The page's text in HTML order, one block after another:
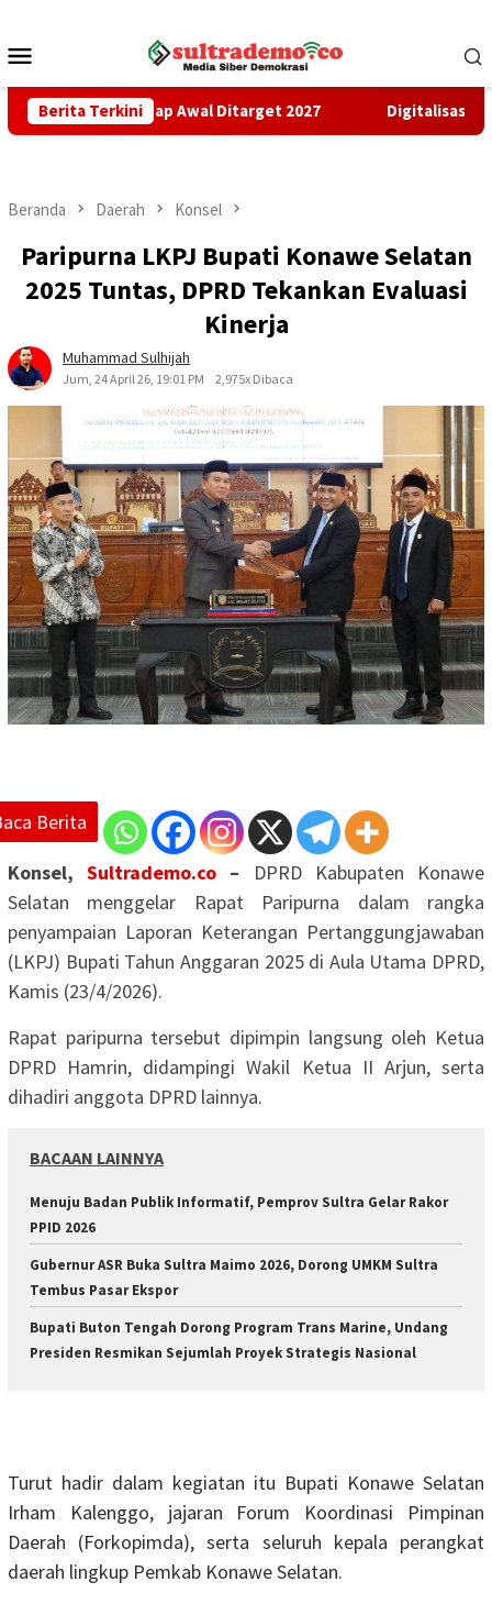
konten
Mobile
Berita Terkini
Tahap Awal Ditarget 2027 Digitalisasi Penerimaan
Beranda Daerah Konsel
Paripurna LKPJ Bupati Konawe Selatan
2025 Tuntas, DPRD Tekankan Evaluasi
Kinerja
Muhammad Sulhijah
Jum, 24 April 26, 19:01 PM 2,975x Dibaca
Berita
Konsel,Sultrademo.co – DPRD Kabupaten Konawe
Selatan menggelar Rapat Paripurna dalam rangka
penyampaian Laporan Keterangan Pertanggungjawaban
(LKPJ) Bupati Tahun Anggaran 2025 di Aula Utama DPRD,
Kamis (23/4/2026).
Rapat paripurna tersebut dipimpin langsung oleh Ketua
DPRD Hamrin, didampingi Wakil Ketua II Arjun, serta
dihadiri anggota DPRD lainnya.
BACAAN LAINNYA
Menuju Badan Publik Informatif, Pemprov Sultra Gelar Rakor
PPID 2026
Gubernur ASR Buka Sultra Maimo 2026, Dorong UMKM Sultra
Tembus Pasar Ekspor
Bupati Buton Tengah Dorong Program Trans Marine, Undang
Presiden Resmikan Sejumlah Proyek Strategis Nasional
Turut hadir dalam kegiatan itu Bupati Konawe Selatan
Irham Kalenggo, jajaran Forum Koordinasi Pimpinan
Daerah (Forkopimda), serta seluruh kepala perangkat
daerah lingkup Pemkab Konawe Selatan.